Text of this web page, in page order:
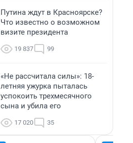
Путина ждут в Красноярске?
Что известно о возможном
визите президента
19 837 99
«Не рассчитала силы»: 18-
летняя ужурка пыталась
успокоить трехмесячного
сына и убила его
17 020 35